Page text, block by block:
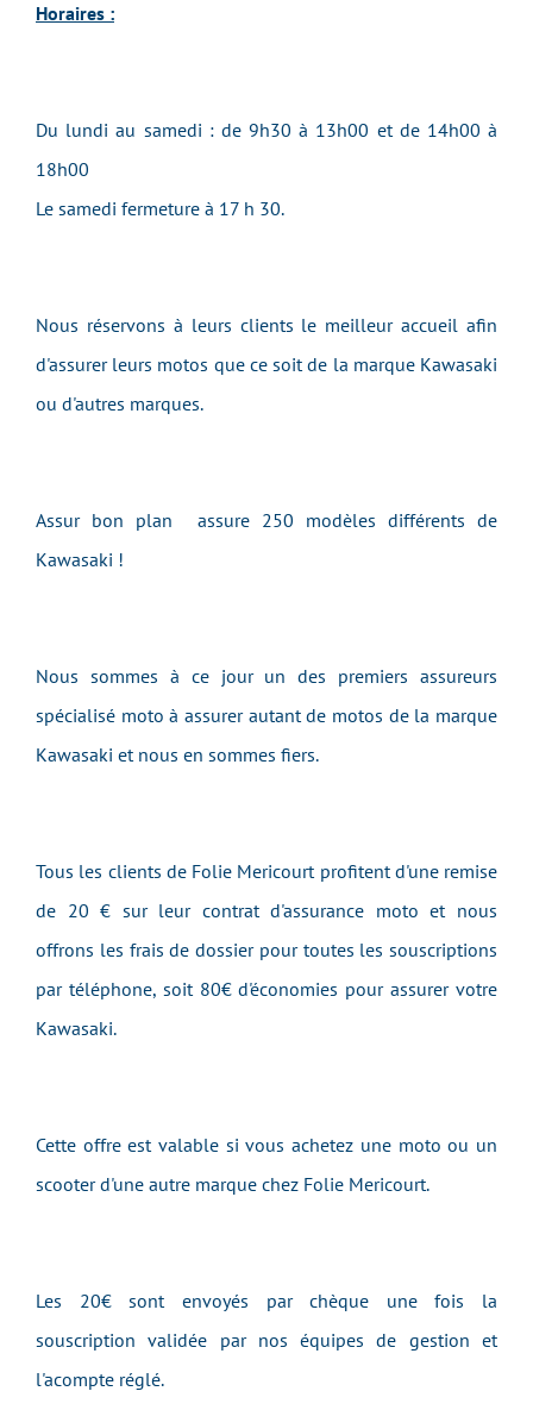
Horaires :
Du lundi au samedi : de 9h30 à 13h00 et de 14h00 à
18h00
Le samedi fermeture à 17 h 30.
Nous réservons à leurs clients le meilleur accueil afin
d'assurer leurs motos que ce soit de la marque Kawasaki
ou d'autres marques.
Assur bon plan assure 250 modèles différents de
Kawasaki !
Nous sommes à ce jour un des premiers assureurs
spécialisé moto à assurer autant de motos de la marque
Kawasaki et nous en sommes fiers.
Tous les clients de Folie Mericourt profitent d'une remise
de 20 € sur leur contrat d'assurance moto et nous
offrons les frais de dossier pour toutes les souscriptions
par téléphone, soit 80€ d'économies pour assurer votre
Kawasaki.
Cette offre est valable si vous achetez une moto ou un
scooter d'une autre marque chez Folie Mericourt.
Les 20€ sont envoyés par chèque une fois la
souscription validée par nos équipes de gestion et
l'acompte réglé.